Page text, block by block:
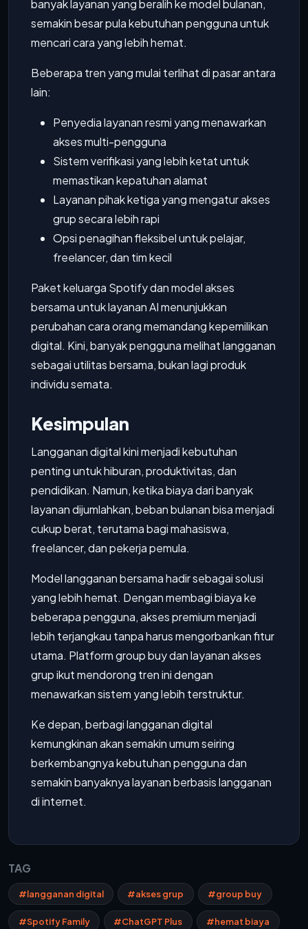
banyak layanan yang beralih ke model bulanan,
semakin besar pula kebutuhan pengguna untuk
mencari cara yang lebih hemat.
Beberapa tren yang mulai terlihat di pasar antara
lain:
Penyedia layanan resmi yang menawarkan
akses multi-pengguna
Sistem verifikasi yang lebih ketat untuk
memastikan kepatuhan alamat
Layanan pihak ketiga yang mengatur akses
grup secara lebih rapi
Opsi penagihan fleksibel untuk pelajar,
freelancer, dan tim kecil
Paket keluarga Spotify dan model akses
bersama untuk layanan AI menunjukkan
perubahan cara orang memandang kepemilikan
digital. Kini, banyak pengguna melihat langganan
sebagai utilitas bersama, bukan lagi produk
individu semata.
Kesimpulan
Langganan digital kini menjadi kebutuhan
penting untuk hiburan, produktivitas, dan
pendidikan. Namun, ketika biaya dari banyak
layanan dijumlahkan, beban bulanan bisa menjadi
cukup berat, terutama bagi mahasiswa,
freelancer, dan pekerja pemula.
Model langganan bersama hadir sebagai solusi
yang lebih hemat. Dengan membagi biaya ke
beberapa pengguna, akses premium menjadi
lebih terjangkau tanpa harus mengorbankan fitur
utama. Platform group buy dan layanan akses
grup ikut mendorong tren ini dengan
menawarkan sistem yang lebih terstruktur.
Ke depan, berbagi langganan digital
kemungkinan akan semakin umum seiring
berkembangnya kebutuhan pengguna dan
semakin banyaknya layanan berbasis langganan
di internet.
TAG
#langganan digital #akses grup #group buy
#Spotify Family #ChatGPT Plus #hemat biaya